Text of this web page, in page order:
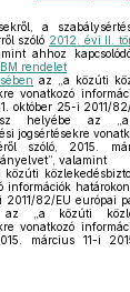
a
szóló 2012. évi II.
ahhoz
rendelet
az „a közúti
vonatkozó
október 25-i 2011/
helyébe az „a
jogsértésekre
szóló, 2015.
valamint
közúti
információk
2011/82/EU európai
„a közúti
vonatkozó
március 11-i